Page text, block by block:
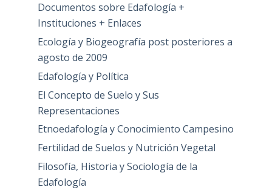
Documentos sobre Edafología +
Instituciones + Enlaces
Ecología y Biogeografía post posteriores a
agosto de 2009
Edafología y Política
El Concepto de Suelo y Sus
Representaciones
Etnoedafología y Conocimiento Campesino
Fertilidad de Suelos y Nutrición Vegetal
Filosofía, Historia y Sociología de la
Edafología